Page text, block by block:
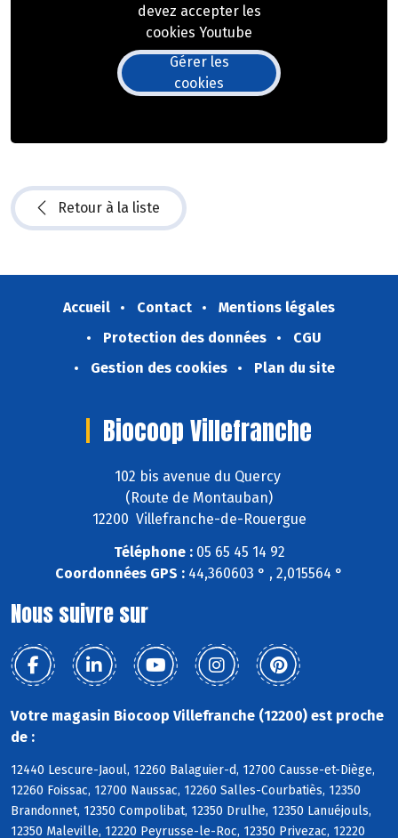
devez accepter les
cookies Youtube
Gérer les
cookies
Retour à la liste
Accueil Contact
Mentions légales
Protection des données
CGU
Gestion des cookies
Plan du site
Biocoop Villefranche
102 bis avenue du Quercy
(Route de Montauban)
12200 Villefranche-de-Rouergue
Téléphone :05 65 45 14 92
Coordonnées GPS : 44,360603 ° , 2,015564 °
Nous suivre sur
Votre magasin Biocoop Villefranche (12200) est proche
de :
12440 Lescure-Jaoul, 12260 Balaguier-d, 12700 Causse-et-Diège,
12260 Foissac, 12700 Naussac, 12260 Salles-Courbatiès, 12350
Brandonnet, 12350 Compolibat, 12350 Drulhe, 12350 Lanuéjouls,
12350 Maleville, 12220 Peyrusse-le-Roc, 12350 Privezac, 12220